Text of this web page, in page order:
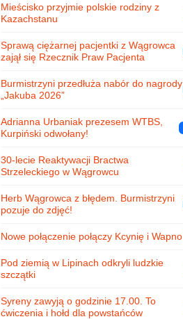
Mieścisko przyjmie polskie rodziny z
Kazachstanu
Sprawą ciężarnej pacjentki z Wągrowca
zajął się Rzecznik Praw Pacjenta
Burmistrzyni przedłuża nabór do nagrody
„Jakuba 2026”
Adrianna Urbaniak prezesem WTBS,
Kurpiński odwołany!
30-lecie Reaktywacji Bractwa
Strzeleckiego w Wągrowcu
Herb Wągrowca z błędem. Burmistrzyni
pozuje do zdjęć!
Nowe połączenie połączy Kcynię i Wapno
Pod ziemią w Lipinach odkryli ludzkie
szczątki
Syreny zawyją o godzinie 17.00. To
ćwiczenia i hołd dla powstańców